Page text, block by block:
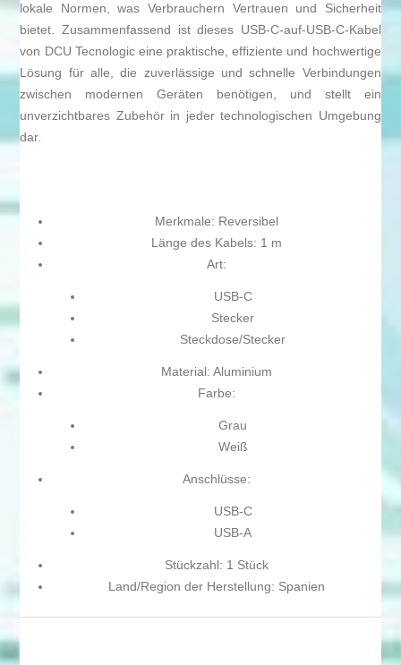
lokale Normen, was Verbrauchern Vertrauen und Sicherheit
bietet. Zusammenfassend ist dieses USB-C-auf-USB-C-Kabel
von DCU Tecnologic eine praktische, effiziente und hochwertige
Lösung für alle, die zuverlässige und schnelle Verbindungen
zwischen modernen Geräten benötigen, und stellt ein
unverzichtbares Zubehör in jeder technologischen Umgebung
dar.
Merkmale: Reversibel
Länge des Kabels: 1 m
Art:
USB-C
Stecker
Steckdose/Stecker
Material: Aluminium
Farbe:
Grau
Weiß
Anschlüsse:
USB-C
USB-A
Stückzahl: 1 Stück
Land/Region der Herstellung: Spanien